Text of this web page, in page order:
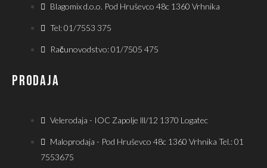
Blagomix d.o.o. Pod Hruševco 48c 1360 Vrhnika
Tel: 01/7553 375
Računovodstvo: 01/7505 475
PRODAJA
Velerodaja - IOC Zapolje lll/12 1370 Logatec
Maloprodaja - Pod Hruševco 48c 1360 Vrhnika Tel.: 01
7553675